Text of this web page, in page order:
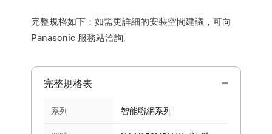
完整規格如下；如需更詳細的安裝空間建議，可向
Panasonic 服務站洽詢。
完整規格表
系列 智能聯網系列